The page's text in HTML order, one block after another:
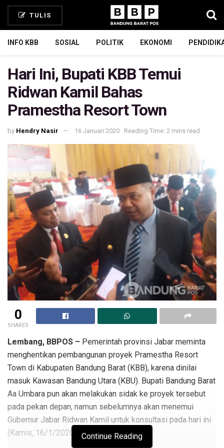
TULIS
INFO KBB SOSIAL POLITIK EKONOMI
Hari Ini, Bupati KBB Temui
Ridwan Kamil Bahas
Pramestha Resort Town
by Hendry Nasir 16 Januari 2020 Reading Time: 2 mins read
0
SHARES
Lembang, BBPOS – Pemerintah provinsi Jabar meminta
menghentikan pembangunan proyek Pramestha Resort
Town di Kabupaten Bandung Barat (KBB), karena dinilai
masuk Kawasan Bandung Utara (KBU). Bupati Bandung Barat
Aa Umbara pun akan melakukan sidak ke proyek tersebut
pada pekan depan, namun sebelumnya akan menemui
Gubernur Jabar Ridwan Kamil untuk konsultasi pada hari ini
(Kamis, 16/1/2020).
Continue Reading